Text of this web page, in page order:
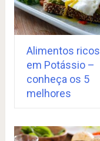
Alimentos ricos
em Potássio –
conheça os 5
melhores